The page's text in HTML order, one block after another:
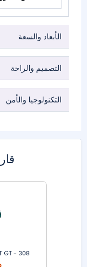
الأبعاد والسعة
التصميم والراحة
التكنولوجيا والأمن
308 - Facelift 1.5 BlueHDi 130 AT GT